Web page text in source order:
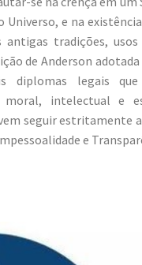
e na
antigas tradições,
de Anderson adotada
diplomas legais
moral, intelectual e
seguir estritamente
e